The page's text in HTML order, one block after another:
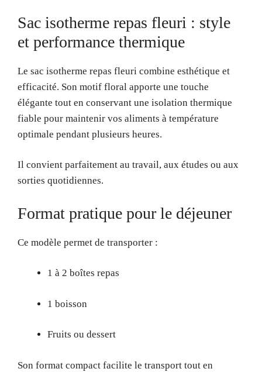
Sac isotherme repas fleuri : style
et performance thermique
Le sac isotherme repas fleuri combine esthétique et
efficacité. Son motif floral apporte une touche
élégante tout en conservant une isolation thermique
fiable pour maintenir vos aliments à température
optimale pendant plusieurs heures.
Il convient parfaitement au travail, aux études ou aux
sorties quotidiennes.
Format pratique pour le déjeuner
Ce modèle permet de transporter :
1 à 2 boîtes repas
1 boisson
Fruits ou dessert
Son format compact facilite le transport tout en